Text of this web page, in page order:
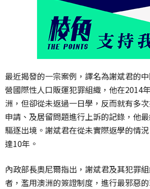
最近揭發的一宗案例，譯名為謝斌君的
營國際性人口販運犯罪組織，他在2014
洲，但卻從未返過一日學，反而就有多
申請、及居留問題進行上訴的記錄，他
驅逐出境。謝斌君在從未實際返學的情
達10年。
內政部長奧尼爾指出，謝斌君及其犯罪
者，濫用澳洲的簽證制度，進行最邪惡